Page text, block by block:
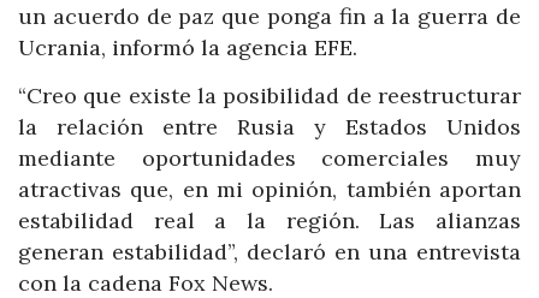
un acuerdo de paz que ponga fin a la guerra de
Ucrania, informó la agencia EFE.
“Creo que existe la posibilidad de reestructurar
la relación entre Rusia y Estados Unidos
mediante oportunidades comerciales muy
atractivas que, en mi opinión, también aportan
estabilidad real a la región. Las alianzas
generan estabilidad”, declaró en una entrevista
con la cadena Fox News.